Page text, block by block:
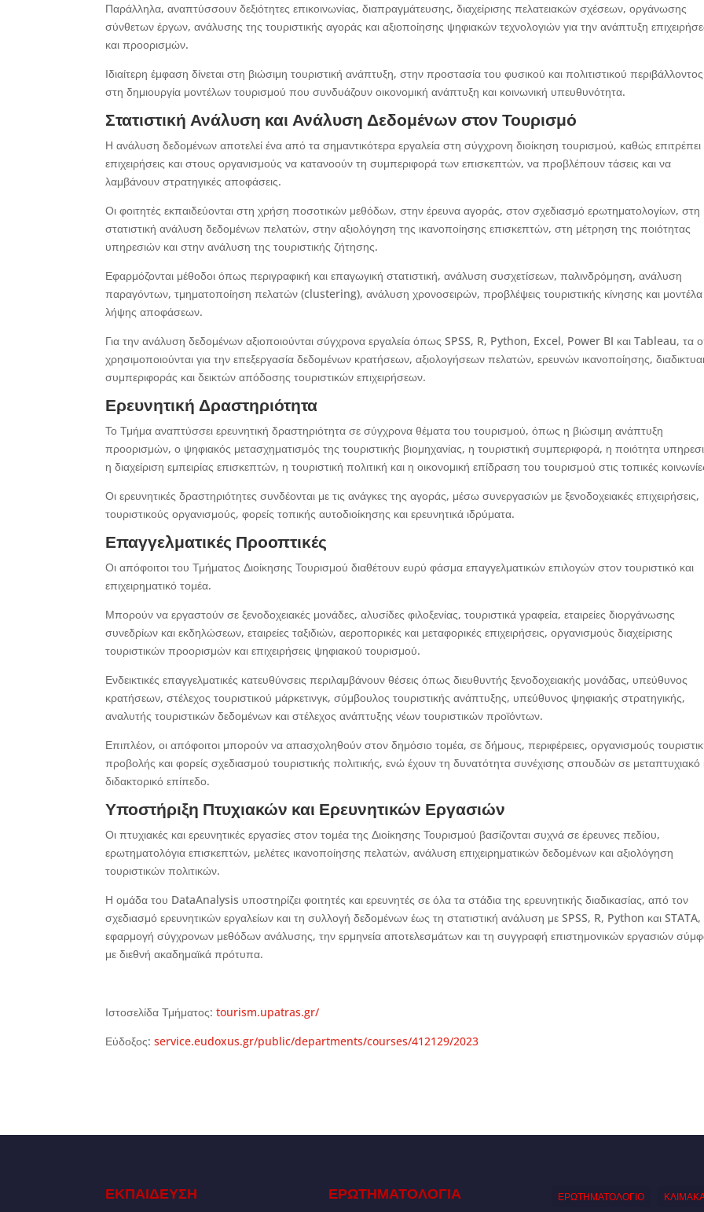
Παράλληλα, αναπτύσσουν δεξιότητες επικοινωνίας, διαπραγμάτευσης, διαχείρισης πελατειακών σχέσεων, οργάνωσης
σύνθετων έργων, ανάλυσης της τουριστικής αγοράς και αξιοποίησης ψηφιακών τεχνολογιών για την ανάπτυξη
και προορισμών.
Ιδιαίτερη έμφαση δίνεται στη βιώσιμη τουριστική ανάπτυξη, στην προστασία του φυσικού και πολιτιστικού περιβάλλοντος
στη δημιουργία μοντέλων τουρισμού που συνδυάζουν οικονομική ανάπτυξη και κοινωνική υπευθυνότητα.
Στατιστική Ανάλυση και Ανάλυση Δεδομένων στον Τουρισμό
Η ανάλυση δεδομένων αποτελεί ένα από τα σημαντικότερα εργαλεία στη σύγχρονη διοίκηση τουρισμού, καθώς επιτρέπει
επιχειρήσεις και στους οργανισμούς να κατανοούν τη συμπεριφορά των επισκεπτών, να προβλέπουν τάσεις και να
λαμβάνουν στρατηγικές αποφάσεις.
Οι φοιτητές εκπαιδεύονται στη χρήση ποσοτικών μεθόδων, στην έρευνα αγοράς, στον σχεδιασμό ερωτηματολογίων, στη
στατιστική ανάλυση δεδομένων πελατών, στην αξιολόγηση της ικανοποίησης επισκεπτών, στη μέτρηση της ποιότητας
υπηρεσιών και στην ανάλυση της τουριστικής ζήτησης.
Εφαρμόζονται μέθοδοι όπως περιγραφική και επαγωγική στατιστική, ανάλυση συσχετίσεων, παλινδρόμηση, ανάλυση
παραγόντων, τμηματοποίηση πελατών (clustering), ανάλυση χρονοσειρών, προβλέψεις τουριστικής κίνησης και μοντέλα
λήψης αποφάσεων.
Για την ανάλυση δεδομένων αξιοποιούνται σύγχρονα εργαλεία όπως SPSS, R, Python, Excel, Power BI και Tableau, τα
χρησιμοποιούνται για την επεξεργασία δεδομένων κρατήσεων, αξιολογήσεων πελατών, ερευνών ικανοποίησης,
συμπεριφοράς και δεικτών απόδοσης τουριστικών επιχειρήσεων.
Ερευνητική Δραστηριότητα
Το Τμήμα αναπτύσσει ερευνητική δραστηριότητα σε σύγχρονα θέματα του τουρισμού, όπως η βιώσιμη ανάπτυξη
προορισμών, ο ψηφιακός μετασχηματισμός της τουριστικής βιομηχανίας, η τουριστική συμπεριφορά, η ποιότητα
η διαχείριση εμπειρίας επισκεπτών, η τουριστική πολιτική και η οικονομική επίδραση του τουρισμού στις τοπικές
Οι ερευνητικές δραστηριότητες συνδέονται με τις ανάγκες της αγοράς, μέσω συνεργασιών με ξενοδοχειακές επιχειρήσεις,
τουριστικούς οργανισμούς, φορείς τοπικής αυτοδιοίκησης και ερευνητικά ιδρύματα.
Επαγγελματικές Προοπτικές
Οι απόφοιτοι του Τμήματος Διοίκησης Τουρισμού διαθέτουν ευρύ φάσμα επαγγελματικών επιλογών στον τουριστικό και
επιχειρηματικό τομέα.
Μπορούν να εργαστούν σε ξενοδοχειακές μονάδες, αλυσίδες φιλοξενίας, τουριστικά γραφεία, εταιρείες διοργάνωσης
συνεδρίων και εκδηλώσεων, εταιρείες ταξιδιών, αεροπορικές και μεταφορικές επιχειρήσεις, οργανισμούς διαχείρισης
τουριστικών προορισμών και επιχειρήσεις ψηφιακού τουρισμού.
Ενδεικτικές επαγγελματικές κατευθύνσεις περιλαμβάνουν θέσεις όπως διευθυντής ξενοδοχειακής μονάδας, υπεύθυνος
κρατήσεων, στέλεχος τουριστικού μάρκετινγκ, σύμβουλος τουριστικής ανάπτυξης, υπεύθυνος ψηφιακής στρατηγικής,
αναλυτής τουριστικών δεδομένων και στέλεχος ανάπτυξης νέων τουριστικών προϊόντων.
Επιπλέον, οι απόφοιτοι μπορούν να απασχοληθούν στον δημόσιο τομέα, σε δήμους, περιφέρειες, οργανισμούς
προβολής και φορείς σχεδιασμού τουριστικής πολιτικής, ενώ έχουν τη δυνατότητα συνέχισης σπουδών σε μεταπτυχιακό
διδακτορικό επίπεδο.
Υποστήριξη Πτυχιακών και Ερευνητικών Εργασιών
Οι πτυχιακές και ερευνητικές εργασίες στον τομέα της Διοίκησης Τουρισμού βασίζονται συχνά σε έρευνες πεδίου,
ερωτηματολόγια επισκεπτών, μελέτες ικανοποίησης πελατών, ανάλυση επιχειρηματικών δεδομένων και αξιολόγηση
τουριστικών πολιτικών.
Η ομάδα του DataAnalysis υποστηρίζει φοιτητές και ερευνητές σε όλα τα στάδια της ερευνητικής διαδικασίας, από τον
σχεδιασμό ερευνητικών εργαλείων και τη συλλογή δεδομένων έως τη στατιστική ανάλυση με SPSS, R, Python και STATA,
εφαρμογή σύγχρονων μεθόδων ανάλυσης, την ερμηνεία αποτελεσμάτων και τη συγγραφή επιστημονικών εργασιών
με διεθνή ακαδημαϊκά πρότυπα.
Ιστοσελίδα Τμήματος:tourism.upatras.gr/
Εύδοξος:service.eudoxus.gr/public/departments/courses/412129/2023
ΕΚΠΑΙΔΕΥΣΗ ΕΡΩΤΗΜΑΤΟΛΟΓΙΑ ΕΡΩΤΗΜΑΤΟΛΟΓΙΟ